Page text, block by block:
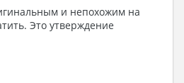
и непохожим на
Это утверждение